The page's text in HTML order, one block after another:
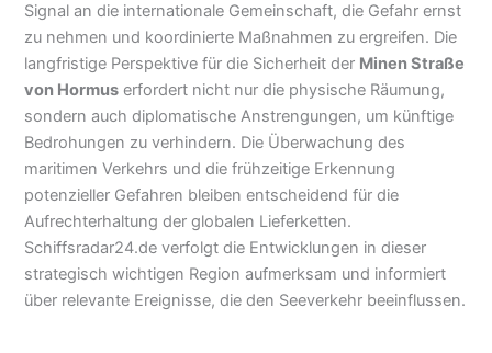
Signal an die internationale Gemeinschaft, die Gefahr ernst
zu nehmen und koordinierte Maßnahmen zu ergreifen. Die
langfristige Perspektive für die Sicherheit der Minen Straße
von Hormus erfordert nicht nur die physische Räumung,
sondern auch diplomatische Anstrengungen, um künftige
Bedrohungen zu verhindern. Die Überwachung des
maritimen Verkehrs und die frühzeitige Erkennung
potenzieller Gefahren bleiben entscheidend für die
Aufrechterhaltung der globalen Lieferketten.
Schiffsradar24.de verfolgt die Entwicklungen in dieser
strategisch wichtigen Region aufmerksam und informiert
über relevante Ereignisse, die den Seeverkehr beeinflussen.